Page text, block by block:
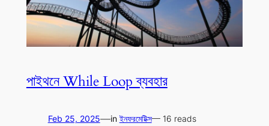
পাইথনে While Loop ব্যবহার
Feb 25, 2025—inইনফরমেটিক্স— 16 reads